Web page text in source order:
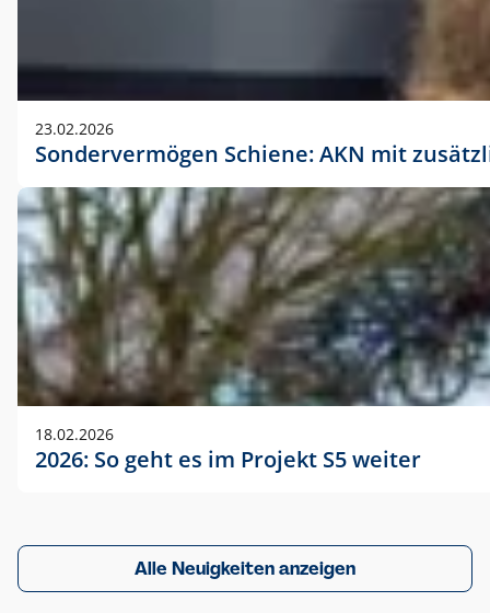
23.02.2026
Sondervermögen Schiene: AKN mit
18.02.2026
2026: So geht es im Projekt S5 weiter
Alle Neuigkeiten anzeigen